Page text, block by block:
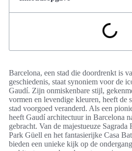
Barcelona, een stad die doordrenkt is
geschiedenis, staat synoniem voor de
Gaudí. Zijn onmiskenbare stijl,
vormen en levendige kleuren, heeft de
stad voorgoed veranderd. Als een
heeft Gaudí architectuur in Barcelona
gebracht. Van de majestueuze
Park Güell en het fantasierijke Casa
bieden een unieke kijk op de